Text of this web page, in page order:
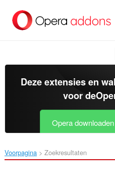
tekst
springen
Deze extensies en
voor de
Opera downloaden
Voorpagina Zoekresultaten